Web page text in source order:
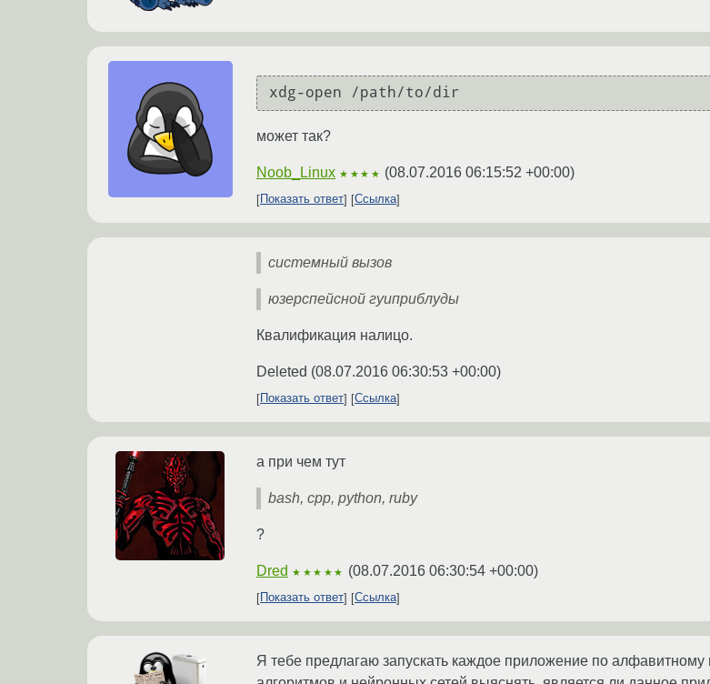
может так?
Noob_Linux ★★★★ (08.07.2016 06:15:52 +00:00)
Показать ответ Ссылка
системный вызов
юзерспейсной гуиприблуды
Квалификация налицо.
Deleted (08.07.2016 06:30:53 +00:00)
Показать ответ Ссылка
а при чем тут
bash, cpp, python, ruby
?
Dred ★★★★★ (08.07.2016 06:30:54 +00:00)
Показать ответ Ссылка
Я тебе предлагаю запускать каждое приложение по алфавитному